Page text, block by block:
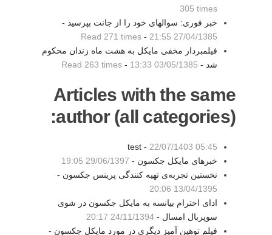
305 times
خبر فوری: سوالهای خود را از جانت بپرسید -
27/04/1385 21:55
-
Read 271 times
فیلمبردار مخفی مایکل به هشت ماه زندان محکوم
شد - 03/05/1385 13:33
-
Read 263 times
Articles with the same
author (all categories):
test - 22/07/1403 05:45
خبرهای مایکل جکسون - 29/06/1397 19:05
نخستین تجربه‌ی تهیه کنندگی پرینس جکسون -
13/04/1395 20:06
ادای احترام بیانسه به مایکل جکسون در شوی
سوپربال امسال - 24/11/1394 20:17
فیلم توهین آمیز دیگری در مورد مایکل جکسون -